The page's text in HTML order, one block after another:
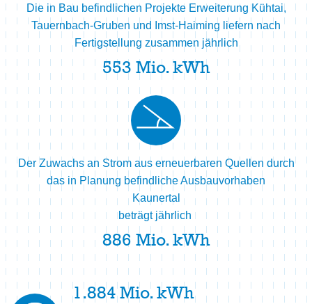
553 Mio. kWh
Die in Bau befindlichen Projekte Erweiterung Kühtai,
Tauernbach-Gruben und Imst-Haiming liefern nach
Fertigstellung zusammen jährlich
886 Mio. kWh
Der Zuwachs an Strom aus erneuerbaren Quellen durch
das in Planung befindliche Ausbauvorhaben
Kaunertal
beträgt jährlich
1.884 Mio. kWh